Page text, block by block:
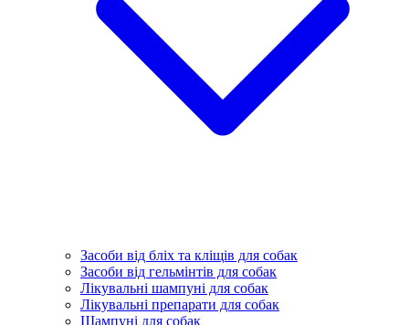
Засоби від бліх та кліщів для собак
Засоби від гельмінтів для собак
Лікувальні шампуні для собак
Лікувальні препарати для собак
Шампуні для собак